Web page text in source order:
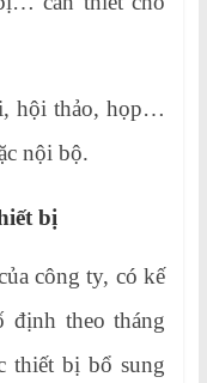
hội thảo, họp…
nội bộ.
bị
công ty, có kế
định theo tháng
thiết bị bổ sung